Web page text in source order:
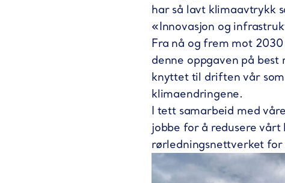
har så lavt klimaavtrykk
«Innovasjon og
Fra nå og frem mot
denne oppgaven på
knyttet til driften vår
klimaendringene.
I tett samarbeid med
jobbe for å redusere
rørledningsnettverket for